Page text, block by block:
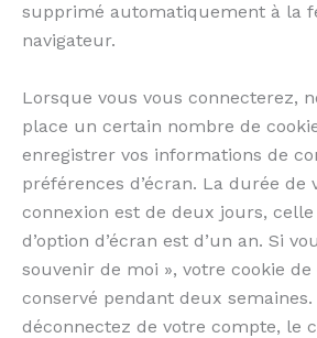
supprimé automatiquement à la
navigateur.
Lorsque vous vous connecterez,
place un certain nombre de
enregistrer vos informations de
préférences d’écran. La durée de
connexion est de deux jours, celle
d’option d’écran est d’un an. Si
souvenir de moi », votre cookie
conservé pendant deux semaines.
déconnectez de votre compte, le